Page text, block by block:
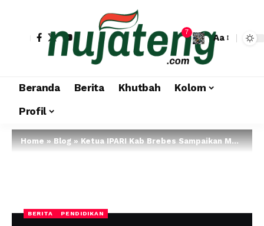
7
Aa
Beranda Berita Khutbah
Kolom
Profil
Home»Blog»Ketua IPARI Kab Brebes Sampaikan Moderasi Beragama di Pesantren Ramadhan SMKN 1 Bulakamba
BERITA PENDIDIKAN